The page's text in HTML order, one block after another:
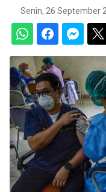
Senin, 26 September